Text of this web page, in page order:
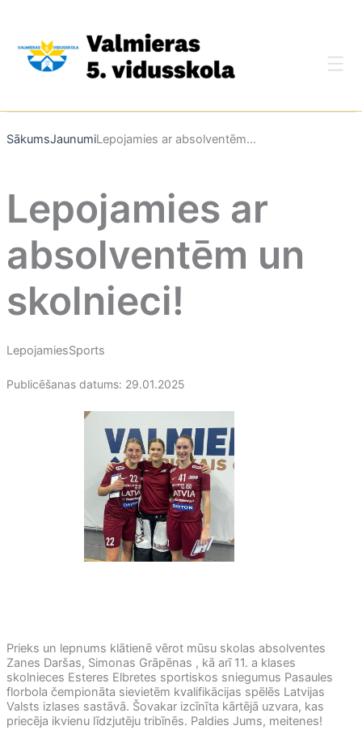
SākumsJaunumiLepojamies ar absolventēm...
Lepojamies ar
absolventēm un
skolnieci!
LepojamiesSports
Publicēšanas datums: 29.01.2025
Prieks un lepnums klātienē vērot mūsu skolas absolventes
Zanes Daršas, Simonas Grāpēnas , kā arī 11. a klases
skolnieces Esteres Elbretes sportiskos sniegumus Pasaules
florbola čempionāta sievietēm kvalifikācijas spēlēs Latvijas
Valsts izlases sastāvā. Šovakar izcīnīta kārtējā uzvara, kas
priecēja ikvienu līdzjutēju tribīnēs. Paldies Jums, meitenes!